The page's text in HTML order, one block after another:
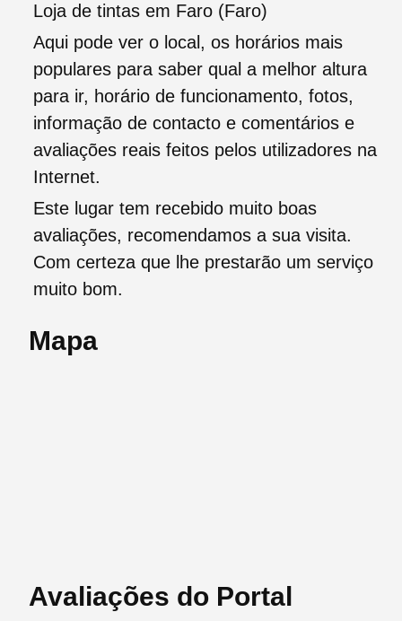
Loja de tintas em Faro (Faro)
Aqui pode ver o local, os horários mais
populares para saber qual a melhor altura
para ir, horário de funcionamento, fotos,
informação de contacto e comentários e
avaliações reais feitos pelos utilizadores na
Internet.
Este lugar tem recebido muito boas
avaliações, recomendamos a sua visita.
Com certeza que lhe prestarão um serviço
muito bom.
Mapa
Avaliações do Portal